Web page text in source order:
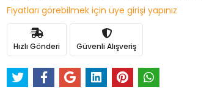
Fiyatları görebilmek için üye girişi yapınız
Hızlı Gönderi Güvenli Alışveriş